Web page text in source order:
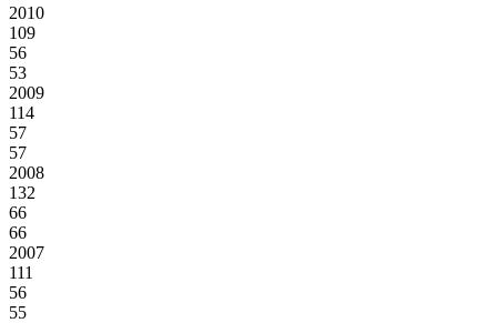
2010
109
56
53
2009
114
57
57
2008
132
66
66
2007
111
56
55